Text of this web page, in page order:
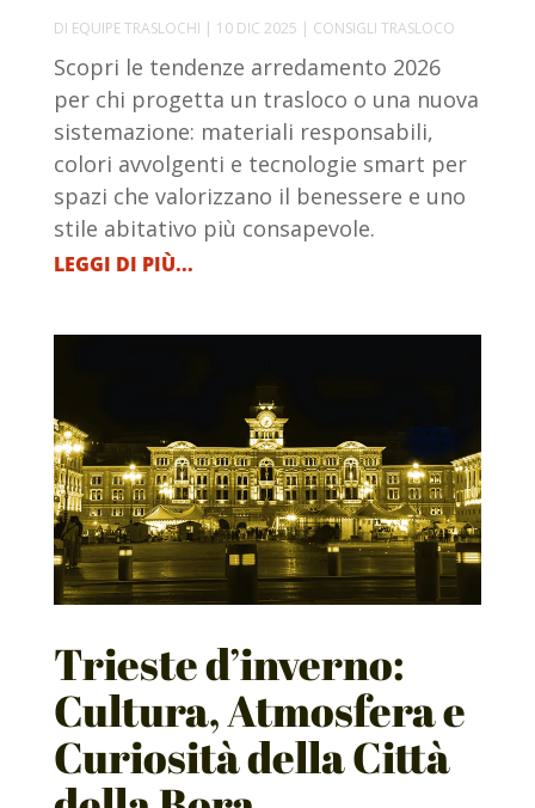
DI EQUIPE TRASLOCHI 10 DIC 2025 CONSIGLI TRASLOCO
Scopri le tendenze arredamento 2026
per chi progetta un trasloco o una nuova
sistemazione: materiali responsabili,
colori avvolgenti e tecnologie smart per
spazi che valorizzano il benessere e uno
stile abitativo più consapevole.
LEGGI DI PIÙ...
Trieste d’inverno:
Cultura, Atmosfera e
Curiosità della Città